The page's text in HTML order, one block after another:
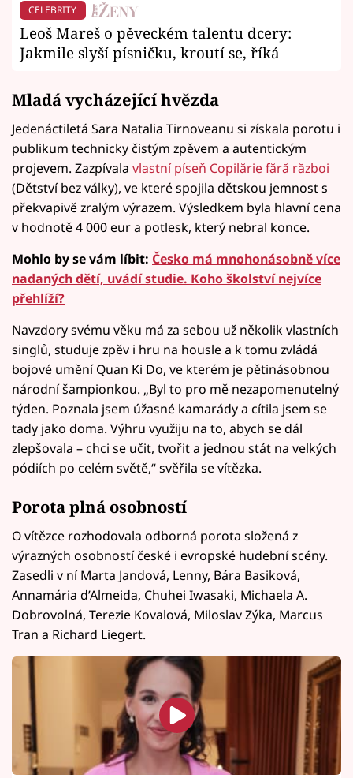
CELEBRITY
Leoš Mareš o pěveckém talentu dcery:
Jakmile slyší písničku, kroutí se, říká
Mladá vycházející hvězda
Jedenáctiletá Sara Natalia Tirnoveanu si získala porotu i
publikum technicky čistým zpěvem a autentickým
projevem. Zazpívala vlastní píseň Copilărie fără război
(Dětství bez války), ve které spojila dětskou jemnost s
překvapivě zralým výrazem. Výsledkem byla hlavní cena
v hodnotě 4 000 eur a potlesk, který nebral konce.
Mohlo by se vám líbit: Česko má mnohonásobně více
nadaných dětí, uvádí studie. Koho školství nejvíce
přehlíží?
Navzdory svému věku má za sebou už několik vlastních
singlů, studuje zpěv i hru na housle a k tomu zvládá
bojové umění Quan Ki Do, ve kterém je pětinásobnou
národní šampionkou. „Byl to pro mě nezapomenutelný
týden. Poznala jsem úžasné kamarády a cítila jsem se
tady jako doma. Výhru využiju na to, abych se dál
zlepšovala – chci se učit, tvořit a jednou stát na velkých
pódiích po celém světě,“ svěřila se vítězka.
Porota plná osobností
O vítězce rozhodovala odborná porota složená z
výrazných osobností české i evropské hudební scény.
Zasedli v ní Marta Jandová, Lenny, Bára Basiková,
Annamária d’Almeida, Chuhei Iwasaki, Michaela A.
Dobrovolná, Terezie Kovalová, Miloslav Zýka, Marcus
Tran a Richard Liegert.